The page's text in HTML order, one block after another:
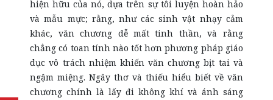
hiện hữu của nó, dựa trên sự tôi luyện hoàn hảo
và mẫu mực; rằng, như các sinh vật nhạy cảm
khác, văn chương dễ mất tinh thần, và rằng
chẳng có toan tính nào tốt hơn phương pháp giáo
dục vô trách nhiệm khiến văn chương bịt tai và
ngậm miệng. Ngây thơ và thiếu hiểu biết về văn
chương chính là lấy đi không khí và ánh sáng